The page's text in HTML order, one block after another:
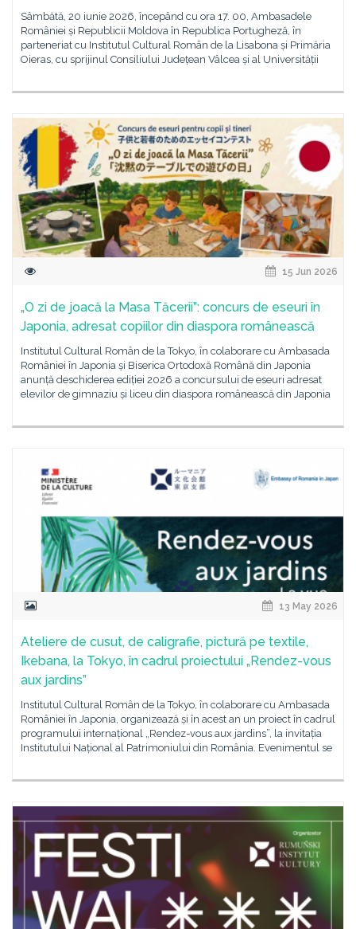
Sâmbătă, 20 iunie 2026, începând cu ora 17. 00, Ambasadele
României și Republicii Moldova în Republica Portugheză, în
parteneriat cu Institutul Cultural Român de la Lisabona și Primăria
Oieras, cu sprijinul Consiliului Județean Vâlcea și al Universității
15 Jun 2026
„O zi de joacă la Masa Tăcerii”: concurs de eseuri în
Japonia, adresat copiilor din diaspora românească
Institutul Cultural Român de la Tokyo, în colaborare cu Ambasada
României în Japonia și Biserica Ortodoxă Română din Japonia
anunță deschiderea ediției 2026 a concursului de eseuri adresat
elevilor de gimnaziu și liceu din diaspora românească din Japonia
13 May 2026
Ateliere de cusut, de caligrafie, pictură pe textile,
Ikebana, la Tokyo, în cadrul proiectului „Rendez-vous
aux jardins”
Institutul Cultural Român de la Tokyo, în colaborare cu Ambasada
României în Japonia, organizează și în acest an un proiect în cadrul
programului internațional „Rendez-vous aux jardins”, la invitația
Institutului Național al Patrimoniului din România. Evenimentul se